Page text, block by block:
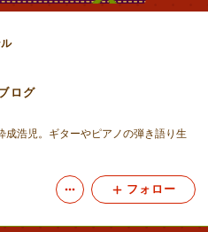
ログ
浩児。ギターやピアノの弾き語り生
フォロー